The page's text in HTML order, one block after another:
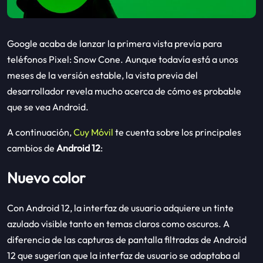
Google acaba de lanzar la primera vista previa para
teléfonos Pixel: Snow Cone. Aunque todavía está a unos
meses de la versión estable, la vista previa del
desarrollador revela mucho acerca de cómo es probable
que se vea Android.
A continuación,Cuy Móvil te cuenta sobre los principales
cambios de Android 12:
Nuevo color
Con Android 12, la interfaz de usuario adquiere un tinte
azulado visible tanto en temas claros como oscuros. A
diferencia de las capturas de pantalla filtradas de Android
12 que sugerían que la interfaz de usuario se adaptaba al